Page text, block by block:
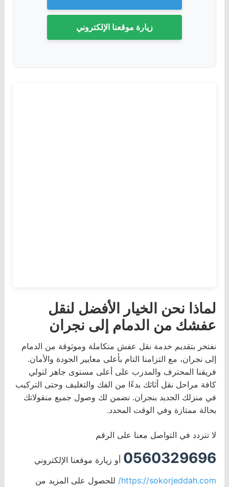
زيارة موقعنا الإلكتروني
لماذا نحن الخيار الأفضل لنقل
عفشك من الدمام إلى نجران
نفتخر بتقديم خدمة نقل عفش متكاملة وموثوقة من الدمام
إلى نجران، مع التزامنا التام بأعلى معايير الجودة والأمان.
فريقنا المحترف والمدرب على أعلى مستوى جاهز لتولي
كافة مراحل نقل أثاثك بدءًا من الفك والتغليف وحتى التركيب
في منزلك الجديد بنجران. نضمن لك وصول جميع منقولاتك
بحالة ممتازة وفي الوقت المحدد.
لا تتردد في التواصل معنا على الرقم
0560329696 أو زيارة موقعنا الإلكتروني
https://sokorjeddah.com/
للحصول على المزيد من